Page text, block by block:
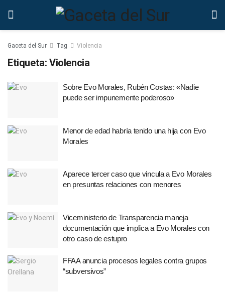
Gaceta del Sur Tag Violencia
Etiqueta: Violencia
Sobre Evo Morales, Rubén Costas: «Nadie
puede ser impunemente poderoso»
Menor de edad habría tenido una hija con Evo
Morales
Aparece tercer caso que vincula a Evo Morales
en presuntas relaciones con menores
Viceministerio de Transparencia maneja
documentación que implica a Evo Morales con
otro caso de estupro
FFAA anuncia procesos legales contra grupos
“subversivos”